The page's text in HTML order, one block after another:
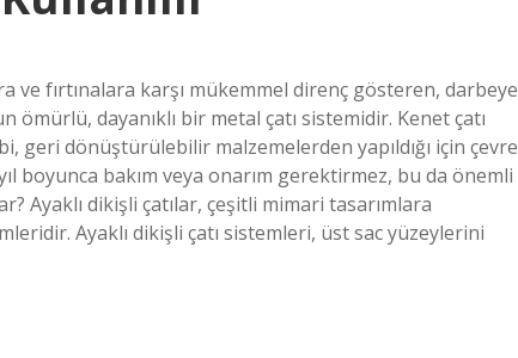
ve fırtınalara karşı mükemmel direnç gösteren, darbeye
ömürlü, dayanıklı bir metal çatı sistemidir. Kenet çatı
geri dönüştürülebilir malzemelerden yapıldığı için çevre
boyunca bakım veya onarım gerektirmez, bu da önemli
Ayaklı dikişli çatılar, çeşitli mimari tasarımlara
Ayaklı dikişli çatı sistemleri, üst sac yüzeylerini